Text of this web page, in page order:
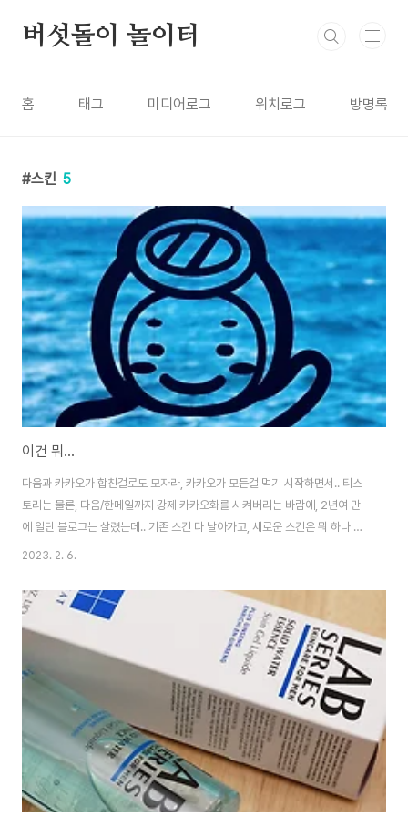
버섯돌이 놀이터
홈 태그 미디어로그 위치로그 방명록
스킨 5
이건 뭐...
다음과 카카오가 합친걸로도 모자라, 카카오가 모든걸 먹기 시작하면서.. 티스
토리는 물론, 다음/한메일까지 강제 카카오화를 시켜버리는 바람에, 2년여 만
에 일단 블로그는 살렸는데.. 기존 스킨 다 날아가고, 새로운 스킨은 뭐 하나 맘
대로 되는게 없고.. 총제적 난관이군요. 10년 넘은 기록처라 버릴수도 없고.. 이
당분간 이거저거 디벼보도록 하겠습니다. 🤔
2023. 2. 6.